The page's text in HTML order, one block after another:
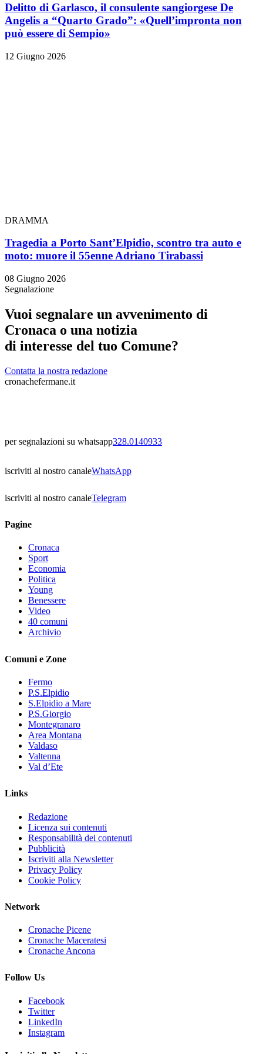
Delitto di Garlasco, il consulente sangiorgese De
Angelis a “Quarto Grado”: «Quell’impronta non
può essere di Sempio»
12 Giugno 2026
DRAMMA
Tragedia a Porto Sant’Elpidio, scontro tra auto e
moto: muore il 55enne Adriano Tirabassi
08 Giugno 2026
Segnalazione
Vuoi segnalare un avvenimento di
Cronaca o una notizia
di interesse del tuo Comune?
Contatta la nostra redazione
cronachefermane.it
per segnalazioni su whatsapp328.0140933
iscriviti al nostro canaleWhatsApp
iscriviti al nostro canaleTelegram
Pagine
Cronaca
Sport
Economia
Politica
Young
Benessere
Video
40 comuni
Archivio
Comuni e Zone
Fermo
P.S.Elpidio
S.Elpidio a Mare
P.S.Giorgio
Montegranaro
Area Montana
Valdaso
Valtenna
Val d’Ete
Links
Redazione
Licenza sui contenuti
Responsabilità dei contenuti
Pubblicità
Iscriviti alla Newsletter
Privacy Policy
Cookie Policy
Network
Cronache Picene
Cronache Maceratesi
Cronache Ancona
Follow Us
Facebook
Twitter
LinkedIn
Instagram